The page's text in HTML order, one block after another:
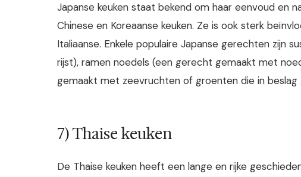
Japanse keuken staat bekend om haar eenvoud en
Chinese en Koreaanse keuken. Ze is ook sterk
Italiaanse. Enkele populaire Japanse gerechten zijn
rijst), ramen noedels (een gerecht gemaakt met
gemaakt met zeevruchten of groenten die in
7) Thaise keuken
De Thaise keuken heeft een lange en rijke